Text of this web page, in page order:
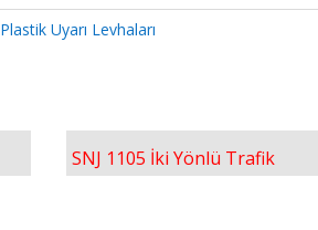
Plastik Uyarı Levhaları
SNJ 1105 İki Yönlü Trafik